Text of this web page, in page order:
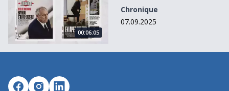
00:06:05
Chronique
07.09.2025